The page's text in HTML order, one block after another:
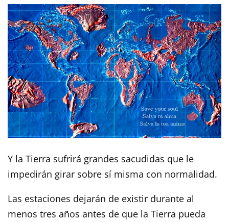
Y la Tierra sufrirá grandes sacudidas que le
impedirán girar sobre sí misma con normalidad.
Las estaciones dejarán de existir durante al
menos tres años antes de que la Tierra pueda